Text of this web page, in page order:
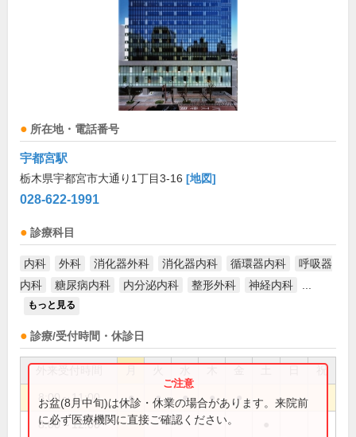
所在地・電話番号
宇都宮駅
栃木県宇都宮市大通り1丁目3-16 [地図]
028-622-1991
診療科目
内科 外科 消化器外科 消化器内科 循環器内科
呼吸器
内科
糖尿病内科 内分泌内科 整形外科 神経内科
もっと見る
診療/受付時間・休診日
祝
8:00～11:00 ● ● ● ● ●
8:00～12:00
お盆(8月中旬)は休診・休業の場合があります。来院前
に必ず医療機関に直接ご確認ください。